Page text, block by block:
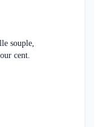
souple,
cent.